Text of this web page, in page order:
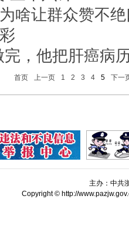
啥让群众赞不
，他把肝癌病
首页 上一页 1 2 3 4 5 下一
主办：中共
Copyright © http://